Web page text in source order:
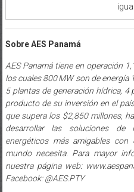
Sobre AES Panamá
AES Panamá tiene en operación
los cuales 800 MW son de energía
5 plantas de generación hídrica, 4
producto de su inversión en el
que supera los $2,850 millones,
desarrollar las soluciones de
energéticos más amigables
mundo necesita. Para mayor
nuestra página web:
Facebook: @AES.PTY